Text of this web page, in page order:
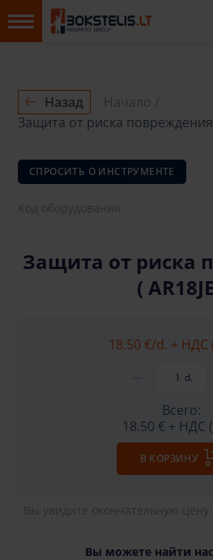
Назад
Начало
Защита от риска повреждения
СПРОСИТЬ О ИНСТРУМЕНТЕ
Код оборудования:
Защита от риска
(
18.50 €/d. + НДС
d.
Всего:
18.50 € + НДС
В КОРЗИНУ
Вы увидите окончательную цену
Вы можете найти